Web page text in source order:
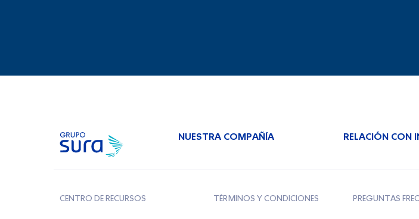
NUESTRA COMPAÑÍA RELACIÓN CON
CENTRO DE RECURSOS TÉRMINOS Y CONDICIONES PREGUNTAS